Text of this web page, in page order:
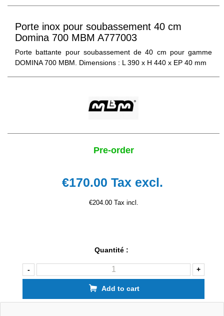
Porte inox pour soubassement 40 cm
Domina 700 MBM A777003
Porte battante pour soubassement de 40 cm pour gamme
DOMINA 700 MBM. Dimensions : L 390 x H 440 x EP 40 mm
Pre-order
€170.00Tax excl.
€204.00 Tax incl.
Quantité :
- +
Add to cart